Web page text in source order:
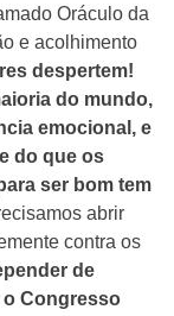
Oráculo da
e acolhimento
despertem!
do mundo,
emocional, e
do que os
ser bom tem
abrir
contra os
de
o Congresso